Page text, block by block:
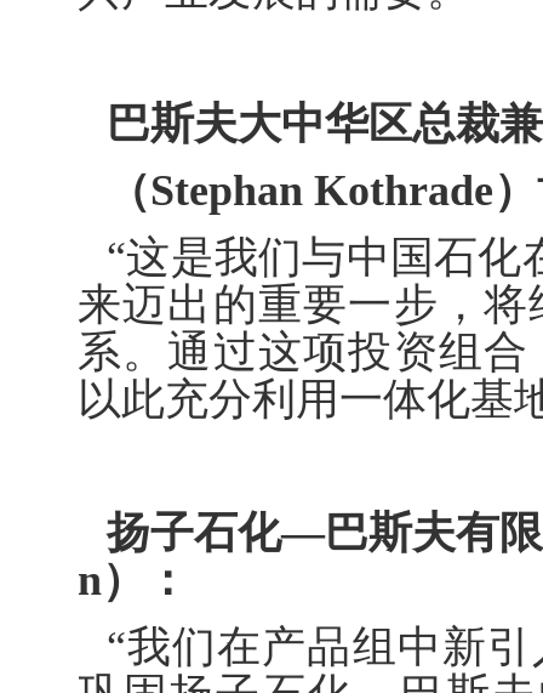
巴斯夫大中华区总裁
（Stephan Kothrade
“这是我们与中国石化
来迈出的重要一步，
系。通过这项投资组
以此充分利用一体化基
扬子石化—巴斯夫有
n）：
“我们在产品组中新